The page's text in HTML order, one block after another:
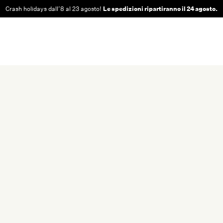
Crash holidays dall’8 al 23 agosto! Le spedizioni ripartiranno il 24 agosto.